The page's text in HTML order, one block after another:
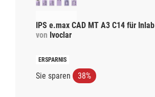
IPS e.max CAD MT A3 C14 für Inlab
von Ivoclar
Sie sparen 38%